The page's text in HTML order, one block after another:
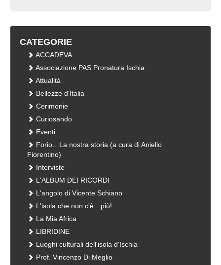
CATEGORIE
ACCADEVA …
Associazione PAS Pronatura Ischia
Attualità
Bellezze d'Italia
Cerimonie
Curiosando
Eventi
Forio…La nostra storia (a cura di Aniello
Fiorentino)
Interviste
L'ALBUM DEI RICORDI
L'angolo di Vicente Schiano
L'isola che non c'è…più!
La Mia Africa
LIBRIDINE
Luoghi culturali dell'isola d'Ischia
Prof. Vincenzo Di Meglio